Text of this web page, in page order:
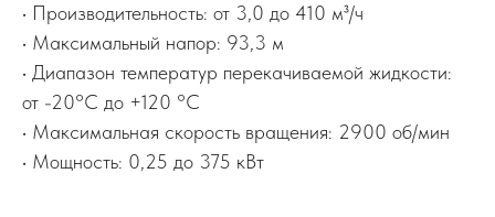
• Производительность: от 3,0 до 410 м³/ч
• Максимальный напор: 93,3 м
• Диапазон температур перекачиваемой жидкости:
от -20°C до +120 °C
• Максимальная скорость вращения: 2900 об/мин
• Мощность: 0,25 до 375 кВт